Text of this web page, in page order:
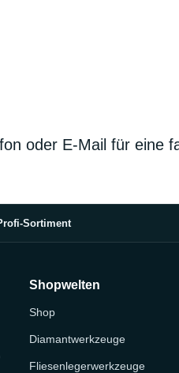
oder E-Mail für eine
Sortiment
Shopwelten
Shop
Diamantwerkzeuge
Fliesenlegerwerkzeuge